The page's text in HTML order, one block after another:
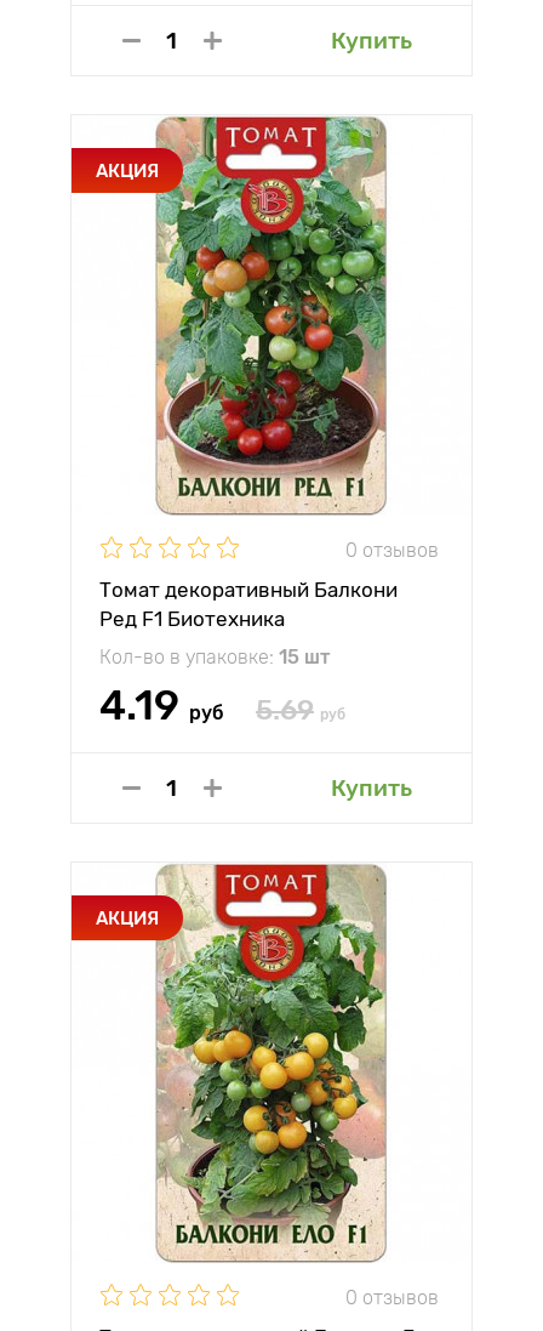
Купить
АКЦИЯ
0 отзывов
Томат декоративный Балкони
Ред F1 Биотехника
Кол-во в упаковке: 15 шт
4.19 руб 5.69 руб
Купить
АКЦИЯ
0 отзывов